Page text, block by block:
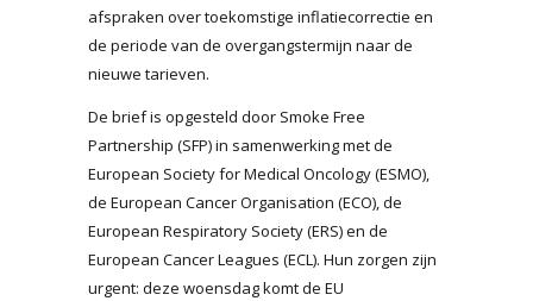
afspraken over toekomstige inflatiecorrectie en
de periode van de overgangstermijn naar de
nieuwe tarieven.
De brief is opgesteld door Smoke Free
Partnership (SFP) in samenwerking met de
European Society for Medical Oncology (ESMO),
de European Cancer Organisation (ECO), de
European Respiratory Society (ERS) en de
European Cancer Leagues (ECL). Hun zorgen zijn
urgent: deze woensdag komt de EU